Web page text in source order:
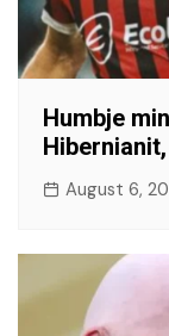
Humbje
August 6,